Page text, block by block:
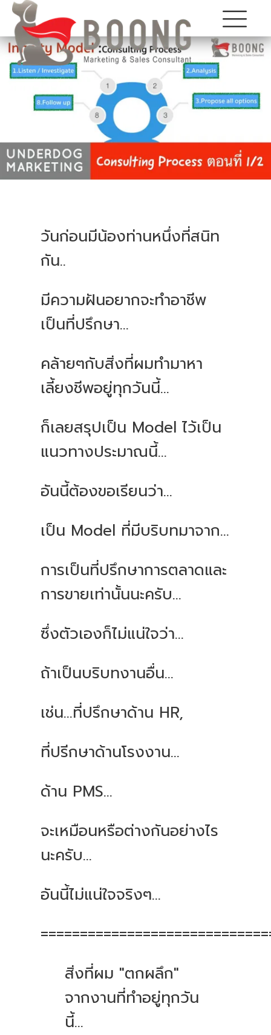
วันก่อนมีน้องท่านหนึ่งที่สนิท
กัน..
มีความฝันอยากจะทำอาชีพ
เป็นที่ปรึกษา...
คล้ายๆกับสิ่งที่ผมทำมาหา
เลี้ยงชีพอยู่ทุกวันนี้...
ก็เลยสรุปเป็น Modelไว้เป็น
แนวทางประมาณนี้...
อันนี้ต้องขอเรียนว่า...
เป็น Model ที่มีบริบทมาจาก...
การเป็นที่ปรึกษาการตลาดและ
การขายเท่านั้นนะครับ...
ซึ่งตัวเองก็ไม่แน่ใจว่า...
ถ้าเป็นบริบทงานอื่น...
เช่น...ที่ปรึกษาด้าน HR,
ที่ปรีกษาด้านโรงงาน...
ด้าน PMS...
จะเหมือนหรือต่างกันอย่างไร
นะครับ...
อันนี้ไม่แน่ใจจริงๆ...
สิ่งที่ผม "ตกผลึก"
จากงานที่ทำอยู่ทุกวัน
นี้...